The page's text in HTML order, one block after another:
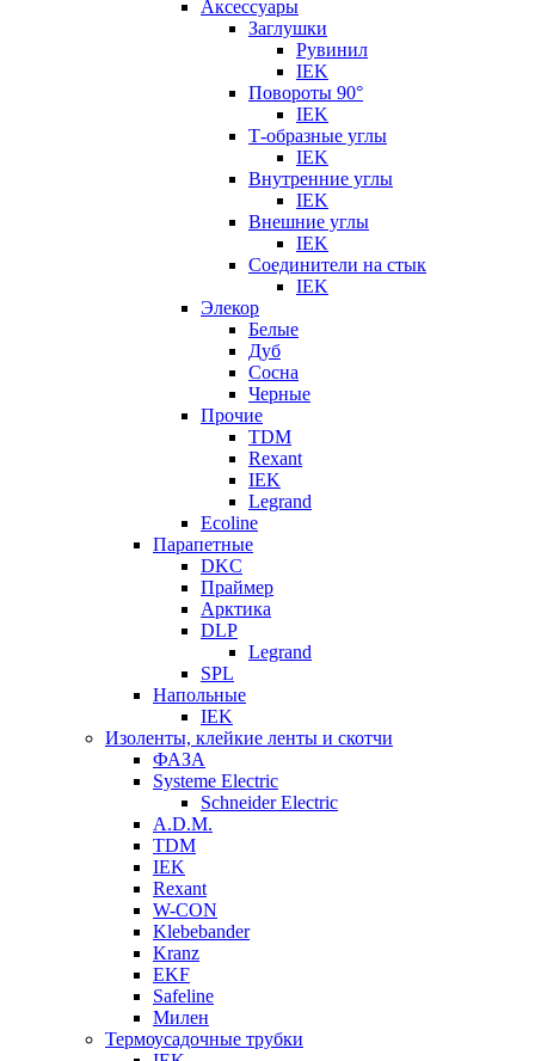
Аксессуары
Заглушки
Рувинил
IEK
Повороты 90°
IEK
Т-образные углы
IEK
Внутренние углы
IEK
Внешние углы
IEK
Соединители на стык
IEK
Элекор
Белые
Дуб
Сосна
Черные
Прочие
TDM
Rexant
IEK
Legrand
Ecoline
Парапетные
DKC
Праймер
Арктика
DLP
Legrand
SPL
Напольные
IEK
Изоленты, клейкие ленты и скотчи
ФАЗА
Systeme Electric
Schneider Electric
A.D.M.
TDM
IEK
Rexant
W-CON
Klebebander
Kranz
EKF
Safeline
Милен
Термоусадочные трубки